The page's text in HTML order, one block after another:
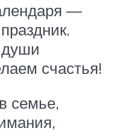
—
счастья!
семье,